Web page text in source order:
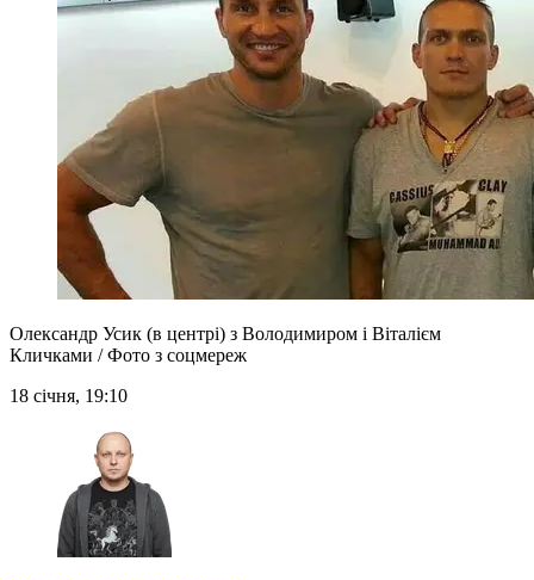
Олександр Усик (в центрі) з Володимиром і Віталієм
Кличками / Фото з соцмереж
18 січня, 19:10